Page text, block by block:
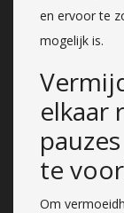
en ervoor te
mogelijk is.
elkaar
te
Om